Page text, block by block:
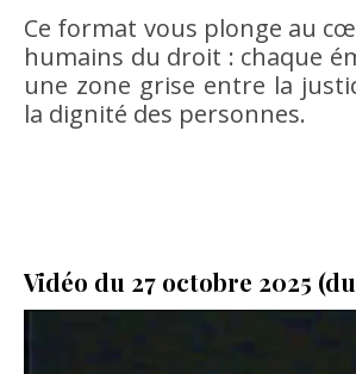
Ce format vous plonge au
humains du droit : chaque
une zone grise entre la
la dignité des personnes.
Vidéo du 27 octobre 2025